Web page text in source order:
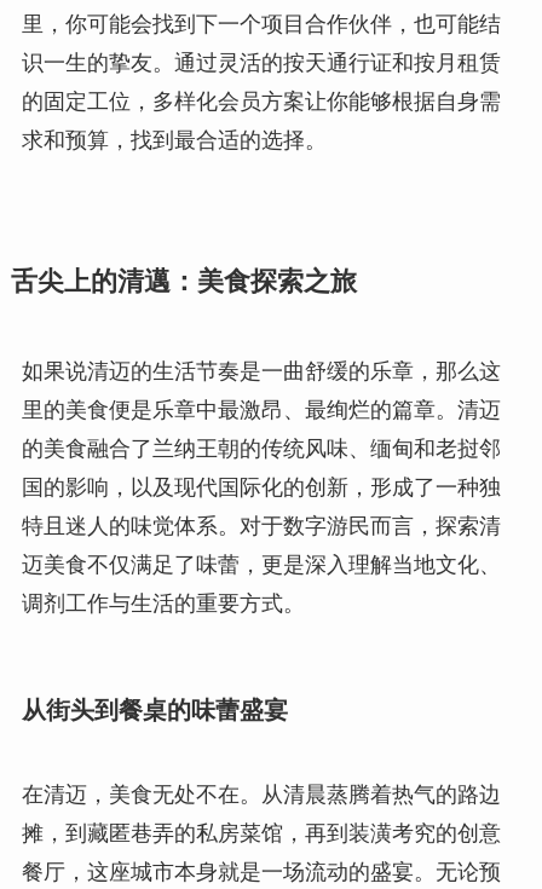
里，你可能会找到下一个项目合作伙伴，也可能结
识一生的挚友。通过灵活的按天通行证和按月租赁
的固定工位，多样化会员方案让你能够根据自身需
求和预算，找到最合适的选择。
舌尖上的清邁：美食探索之旅
如果说清迈的生活节奏是一曲舒缓的乐章，那么这
里的美食便是乐章中最激昂、最绚烂的篇章。清迈
的美食融合了兰纳王朝的传统风味、缅甸和老挝邻
国的影响，以及现代国际化的创新，形成了一种独
特且迷人的味觉体系。对于数字游民而言，探索清
迈美食不仅满足了味蕾，更是深入理解当地文化、
调剂工作与生活的重要方式。
从街头到餐桌的味蕾盛宴
在清迈，美食无处不在。从清晨蒸腾着热气的路边
摊，到藏匿巷弄的私房菜馆，再到装潢考究的创意
餐厅，这座城市本身就是一场流动的盛宴。无论预